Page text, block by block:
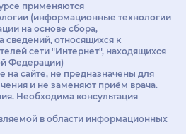
применяются
(информационные технологии
на основе сбора,
сведений, относящихся к
сети "Интернет", находящихся
Федерации)
сайте, не предназначены для
и не заменяют приём врача.
Необходима консультация
в области информационных